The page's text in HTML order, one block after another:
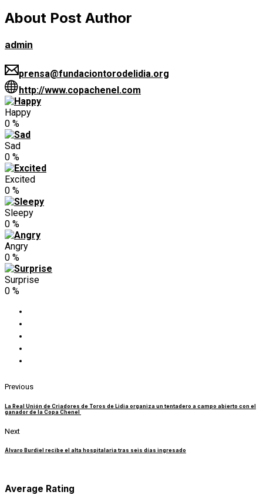
About Post Author
admin
prensa@fundaciontorodelidia.org
http://www.copachenel.com
Happy
0 %
Sad
0 %
Excited
0 %
Sleepy
0 %
Angry
0 %
Surprise
0 %
Previous
La Real Unión de Criadores de Toros de Lidia organiza un tentadero a campo abierto con el
ganador de la Copa Chenel
Next
Álvaro Burdiel recibe el alta hospitalaria tras seis días ingresado
Average Rating